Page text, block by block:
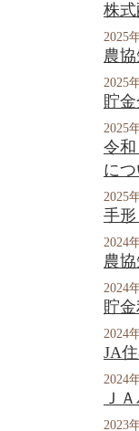
株
2025
農
2025
貯
2025
令
に
2025
手
2024
農
2024
貯
2024
JA
2024
Ｊ
2023